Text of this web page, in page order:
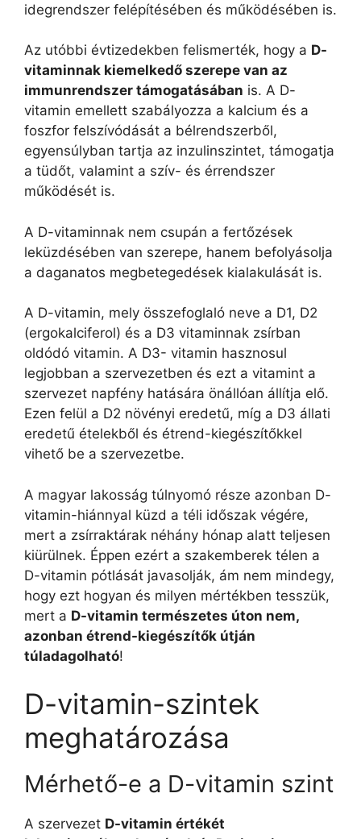
idegrendszer felépítésében és működésében is.
Az utóbbi évtizedekben felismerték, hogy a D-
vitaminnak kiemelkedő szerepe van az
immunrendszer támogatásában is. A D-
vitamin emellett szabályozza a kalcium és a
foszfor felszívódását a bélrendszerből,
egyensúlyban tartja az inzulinszintet, támogatja
a tüdőt, valamint a szív- és érrendszer
működését is.
A D-vitaminnak nem csupán a fertőzések
leküzdésében van szerepe, hanem befolyásolja
a daganatos megbetegedések kialakulását is.
A D-vitamin, mely összefoglaló neve a D1, D2
(ergokalciferol) és a D3 vitaminnak zsírban
oldódó vitamin. A D3- vitamin hasznosul
legjobban a szervezetben és ezt a vitamint a
szervezet napfény hatására önállóan állítja elő.
Ezen felül a D2 növényi eredetű, míg a D3 állati
eredetű ételekből és étrend-kiegészítőkkel
vihető be a szervezetbe.
A magyar lakosság túlnyomó része azonban D-
vitamin-hiánnyal küzd a téli időszak végére,
mert a zsírraktárak néhány hónap alatt teljesen
kiürülnek. Éppen ezért a szakemberek télen a
D-vitamin pótlását javasolják, ám nem mindegy,
hogy ezt hogyan és milyen mértékben tesszük,
mert a D-vitamin természetes úton nem,
azonban étrend-kiegészítők útján
túladagolható!
D-vitamin-szintek
meghatározása
Mérhető-e a D-vitamin szint
A szervezet D-vitamin értékét